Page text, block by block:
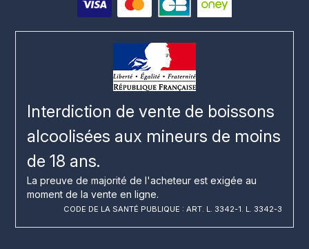
Interdiction de vente de boissons
alcoolisées aux mineurs de moins
de 18 ans.
La preuve de majorité de l'acheteur est exigée au
moment de la vente en ligne.
CODE DE LA SANTÉ PUBLIQUE : ART. L. 3342-1. L. 3342-3